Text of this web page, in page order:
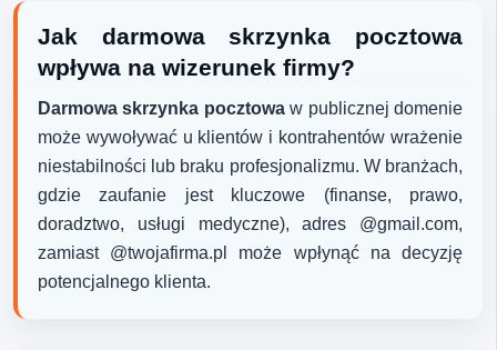
Jak darmowa skrzynka pocztowa
wpływa na wizerunek firmy?
Darmowa skrzynka pocztowaw publicznej domenie
może wywoływać u klientów i kontrahentów wrażenie
niestabilności lub braku profesjonalizmu. W branżach,
gdzie zaufanie jest kluczowe (finanse, prawo,
doradztwo, usługi medyczne), adres @gmail.com,
zamiast @twojafirma.pl może wpłynąć na decyzję
potencjalnego klienta.